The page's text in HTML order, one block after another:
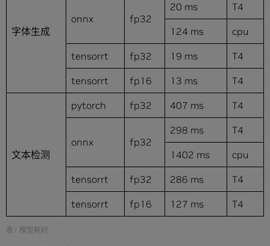
字体生成
onnx fp32
20 ms T4
124 ms cpu
tensorrt fp32 19 ms T4
tensorrt fp16 13 ms T4
文本检测
pytorch fp32 407 ms T4
onnx fp32
298 ms T4
1402 ms cpu
tensorrt fp32 286 ms T4
tensorrt fp16 127 ms T4
表1 模型耗时